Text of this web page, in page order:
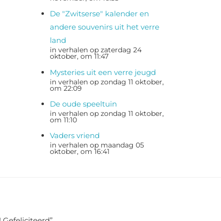
De "Zwitserse" kalender en
andere souvenirs uit het verre
land
in verhalen op zaterdag 24
oktober, om 11:47
Mysteries uit een verre jeugd
in verhalen op zondag 11 oktober,
om 22:09
De oude speeltuin
in verhalen op zondag 11 oktober,
om 11:10
Vaders vriend
in verhalen op maandag 05
oktober, om 16:41